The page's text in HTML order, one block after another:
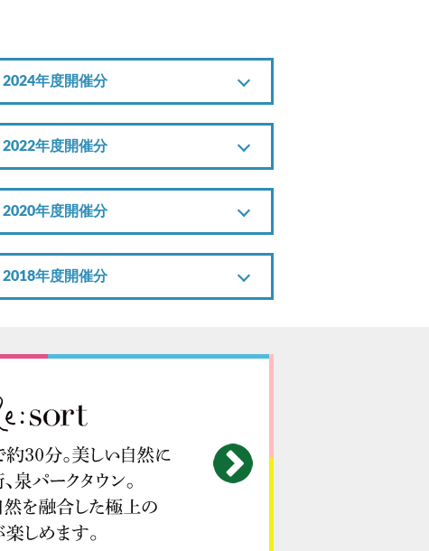
2024年度開催分
2022年度開催分
2020年度開催分
2018年度開催分